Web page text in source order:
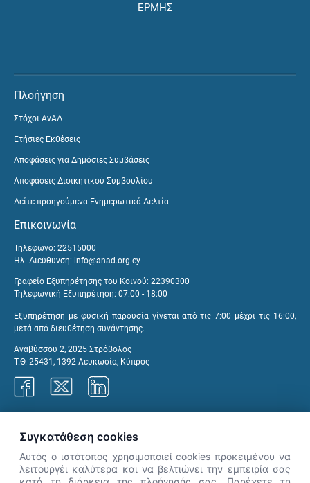
ΕΡΜΗΣ
Πλοήγηση
Στόχοι ΑνΑΔ
Ετήσιες Εκθέσεις
Αποφάσεις για Δημόσιες Συμβάσεις
Αποφάσεις Διοικητικού Συμβουλίου
Δείτε προηγούμενα Ενημερωτικά Δελτία
Επικοινωνία
Τηλέφωνο: 22515000
Ηλ. Διεύθυνση: info@anad.org.cy
Γραφείο Εξυπηρέτησης του Κοινού: 22390300
Τηλεφωνική Εξυπηρέτηση: 07:00 - 18:00
Εξυπηρέτηση με φυσική παρουσία γίνεται από τις 7:00 μέχρι τις 16:00,
μετά από διευθέτηση συνάντησης.
Αναβύσσου 2, 2025 Στρόβολος
Τ.Θ. 25431, 1392 Λευκωσία, Κύπρος
Συγκατάθεση cookies
Αυτός ο ιστότοπος χρησιμοποιεί cookies προκειμένου να
λειτουργέι καλύτερα και να βελτιώνει την εμπειρία σας